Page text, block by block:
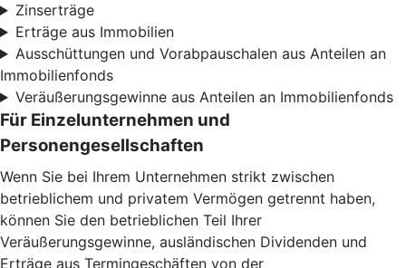
Zinserträge
Erträge aus Immobilien
Ausschüttungen und Vorabpauschalen aus Anteilen an
Immobilienfonds
Veräußerungsgewinne aus Anteilen an Immobilienfonds
Für Einzelunternehmen und
Personengesellschaften
Wenn Sie bei Ihrem Unternehmen strikt zwischen
betrieblichem und privatem Vermögen getrennt haben,
können Sie den betrieblichen Teil Ihrer
Veräußerungsgewinne, ausländischen Dividenden und
Erträge aus Termingeschäften von der